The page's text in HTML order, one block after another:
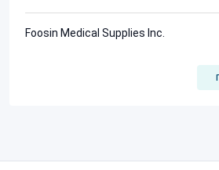
Foosin Medical Supplies Inc.